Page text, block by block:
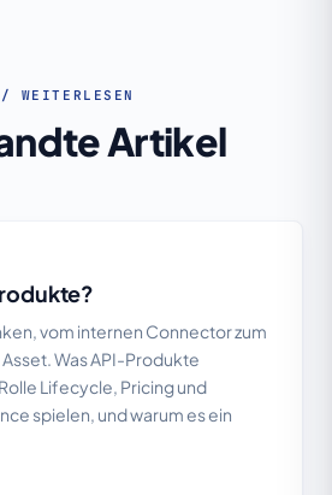
WEITERLESEN
Artikel
vom internen Connector zum
Was API-Produkte
Lifecycle, Pricing und
spielen, und warum es ein